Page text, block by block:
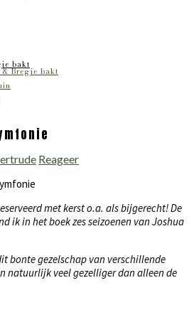
bakt
Bregje bakt
Reageer
met kerst o.a. als bijgerecht! De
ik in het boek zes seizoenen van Joshua
bonte gezelschap van verschillende
natuurlijk veel gezelliger dan alleen de